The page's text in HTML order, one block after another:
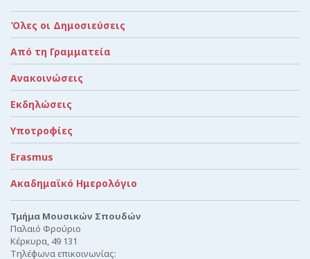
Όλες οι Δημοσιεύσεις
Από τη Γραμματεία
Ανακοινώσεις
Εκδηλώσεις
Υποτροφίες
Erasmus
Ακαδημαϊκό Ημερολόγιο
Τμήμα Μουσικών Σπουδών
Παλαιό Φρούριο
Κέρκυρα, 49 131
Τηλέφωνα επικοινωνίας: